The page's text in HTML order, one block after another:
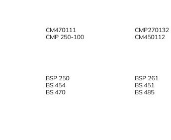
CM470111 CMP270132
CMP 250-100 CM450112
BSP 250 BSP 261
BS 454 BS 451
BS 470 BS 485